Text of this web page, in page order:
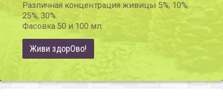
Различная концентрация живицы 5%; 10%;
25%; 30%.
Фасовка 50 и 100 мл.
Живи здорОво!